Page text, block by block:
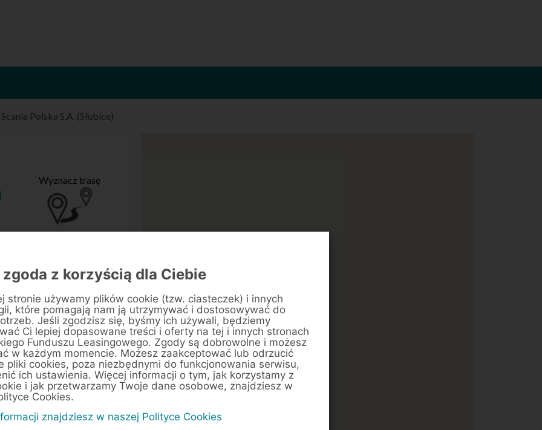
Scania Polska S.A. (Słubice)
Wyznacz trasę
z korzyścią dla Ciebie
stronie używamy plików cookie (tzw. ciasteczek) i innych
które pomagają nam ją utrzymywać i dostosowywać do
Jeśli zgodzisz się, byśmy ich używali, będziemy
Ci lepiej dopasowane treści i oferty na tej i innych stronach
Funduszu Leasingowego. Zgody są dobrowolne i możesz
w każdym momencie. Możesz zaakceptować lub odrzucić
pliki cookies, poza niezbędnymi do funkcjonowania serwisu,
ich ustawienia. Więcej informacji o tym, jak korzystamy z
i jak przetwarzamy Twoje dane osobowe, znajdziesz w
Cookies.
znajdziesz w naszej Polityce Cookies